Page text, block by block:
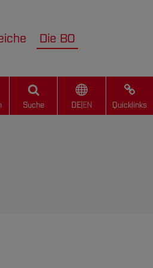
Die BO
Suche DE| EN Quicklinks